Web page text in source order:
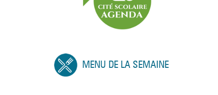
MENU DE LA SEMAINE